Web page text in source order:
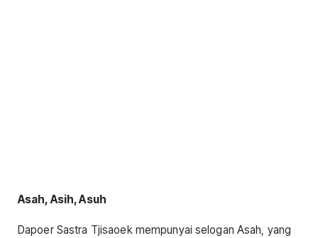
Asah, Asih, Asuh
Dapoer Sastra Tjisaoek mempunyai selogan Asah, yang